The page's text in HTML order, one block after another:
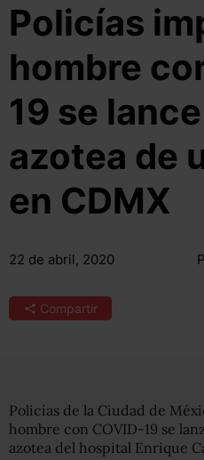
Policías
hombre
19 se
azotea de
en CDMX
22 de abril, 2020
Compartir
Policías de la Ciudad de
hombre con COVID-19 se
azotea del hospital Enrique